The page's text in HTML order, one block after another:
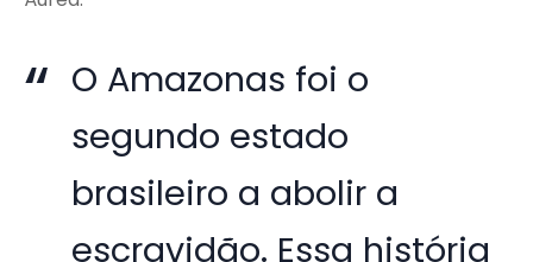
O Amazonas foi o
segundo estado
brasileiro a abolir a
escravidão. Essa história